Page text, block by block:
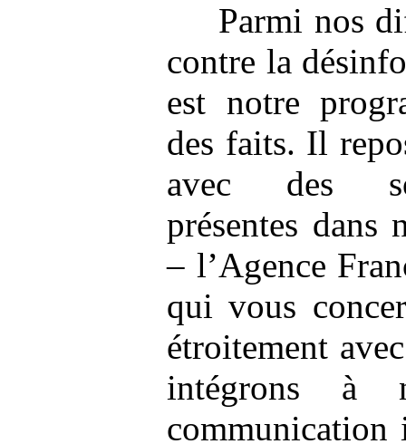
Parmi nos
contre la
est notre
des faits. Il
avec des
présentes dans
– l’Agence
qui vous
étroitement
intégrons à
communication